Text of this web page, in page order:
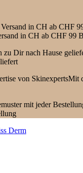
in CH ab CHF 99
Mit